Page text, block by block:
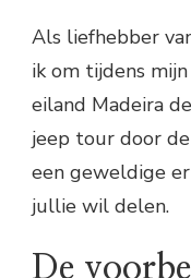
Als liefhebber
ik om tijdens
eiland Madeira
jeep tour door
een geweldige
jullie wil delen.
De